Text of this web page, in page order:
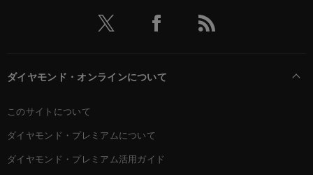
ダイヤモンド・オンラインについて
このサイトについて
ダイヤモンド・プレミアムについて
ダイヤモンド・プレミアム活用ガイド